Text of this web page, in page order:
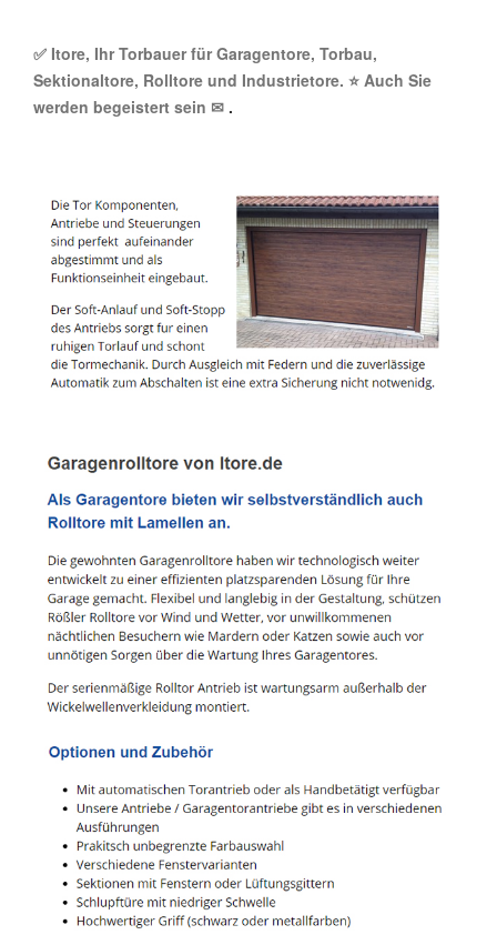
✅ Itore, Ihr Torbauer für Garagentore, Torbau,
Sektionaltore, Rolltore und Industrietore. ⭐ Auch Sie
werden begeistert sein ✉ .